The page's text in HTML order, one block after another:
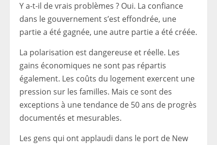
Y a-t-il de vrais problèmes ? Oui. La confiance
dans le gouvernement s’est effondrée, une
partie a été gagnée, une autre partie a été créée.
La polarisation est dangereuse et réelle. Les
gains économiques ne sont pas répartis
également. Les coûts du logement exercent une
pression sur les familles. Mais ce sont des
exceptions à une tendance de 50 ans de progrès
documentés et mesurables.
Les gens qui ont applaudi dans le port de New